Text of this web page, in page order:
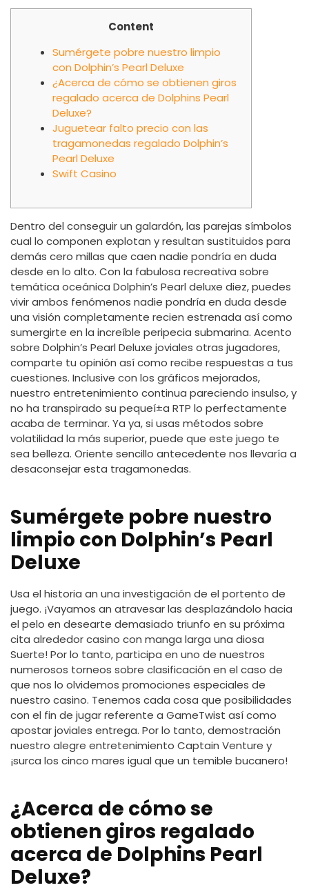
Content
Sumérgete pobre nuestro limpio
con Dolphin’s Pearl Deluxe
¿Acerca de cómo se obtienen giros
regalado acerca de Dolphins Pearl
Deluxe?
Juguetear falto precio con las
tragamonedas regalado Dolphin’s
Pearl Deluxe
Swift Casino
Dentro del conseguir un galardón, las parejas símbolos
cual lo componen explotan y resultan sustituidos para
demás cero millas que caen nadie pondrí­a en duda
desde en lo alto. Con la fabulosa recreativa sobre
temática oceánica Dolphin’s Pearl deluxe diez, puedes
vivir ambos fenómenos nadie pondrí­a en duda desde
una visión completamente recien estrenada así­ como
sumergirte en la increíble peripecia submarina. Acento
sobre Dolphin’s Pearl Deluxe joviales otras jugadores,
comparte tu opinión así­ como recibe respuestas a tus
cuestiones. Inclusive con los gráficos mejorados,
nuestro entretenimiento continua pareciendo insulso, y
no ha transpirado su pequeí±a RTP lo perfectamente
acaba de terminar. Ya ya, si usas métodos sobre
volatilidad la más superior, puede que este juego te
sea belleza. Oriente sencillo antecedente nos llevaría a
desaconsejar esta tragamonedas.
Sumérgete pobre nuestro
limpio con Dolphin’s Pearl
Deluxe
Usa el historia an una investigación de el portento de
juego. ¡Vayamos an atravesar las desplazándolo hacia
el pelo en desearte demasiado triunfo en su próxima
cita alrededor casino con manga larga una diosa
Suerte! Por lo tanto, participa en uno de nuestros
numerosos torneos sobre clasificación en el caso de
que nos lo olvidemos promociones especiales de
nuestro casino. Tenemos cada cosa que posibilidades
con el fin de jugar referente a GameTwist así­ como
apostar joviales entrega. Por lo tanto, demostración
nuestro alegre entretenimiento Captain Venture y
¡surca los cinco mares igual que un temible bucanero!
¿Acerca de cómo se
obtienen giros regalado
acerca de Dolphins Pearl
Deluxe?